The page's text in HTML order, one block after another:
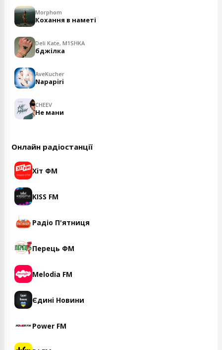
Morphom
Кохання в наметі
Deli Kate, M1SHKA
бджілка
AveKucher
Napapiri
CHEEV
Не мани
Онлайн радіостанції
Хіт ФМ
KISS FM
Радіо П'ятниця
Перець ФМ
Melodia FM
Єдині Новини
Power FM